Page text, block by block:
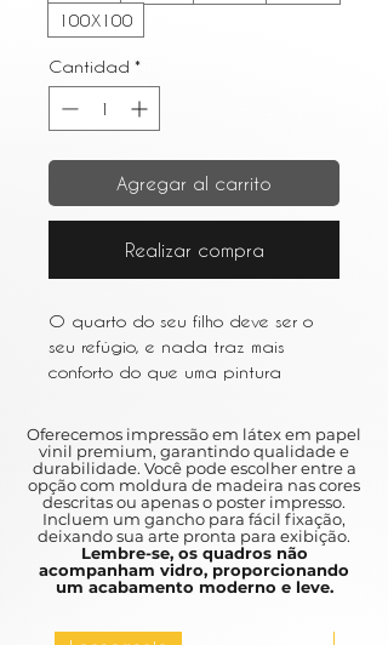
100X100
Cantidad *
Agregar al carrito
Realizar compra
O quarto do seu filho deve ser o
seu refúgio, e nada traz mais
conforto do que uma pintura
seu filho, estimular a sua
imaginação e dar-lhes uma
calorosa sensação de
familiaridade.
Your child's bedroom should be your
Oferecemos impressão em látex em papel
vinil premium, garantindo qualidade e
durabilidade. Você pode escolher entre a
opção com moldura de madeira nas cores
descritas ou apenas o poster impresso.
Incluem um gancho para fácil fixação,
deixando sua arte pronta para exibição.
Lembre-se, os quadros não
acompanham vidro, proporcionando
um acabamento moderno e leve.